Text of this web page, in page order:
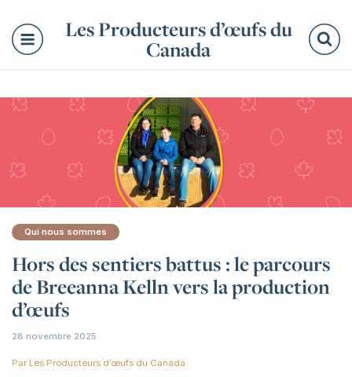
Les Producteurs d’œufs du
Canada
Qui nous sommes
Hors des sentiers battus : le parcours
de Breeanna Kelln vers la production
d’œufs
28 novembre 2025
Par Les Producteurs d’œufs du Canada